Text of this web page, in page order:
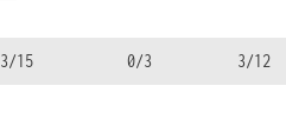
3/15 0/3 3/12